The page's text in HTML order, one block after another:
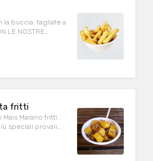
la buccia. tagliate a
LE NOSTRE
fritti
Marano fritti.
speciali provali
una spolverata di